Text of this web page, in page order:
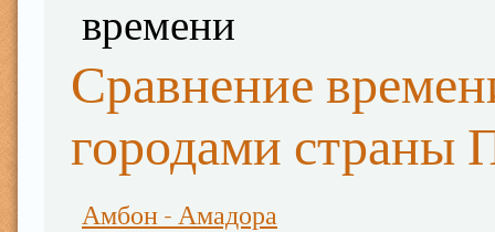
времени
Сравнение
городами страны
Амбон - Амадора